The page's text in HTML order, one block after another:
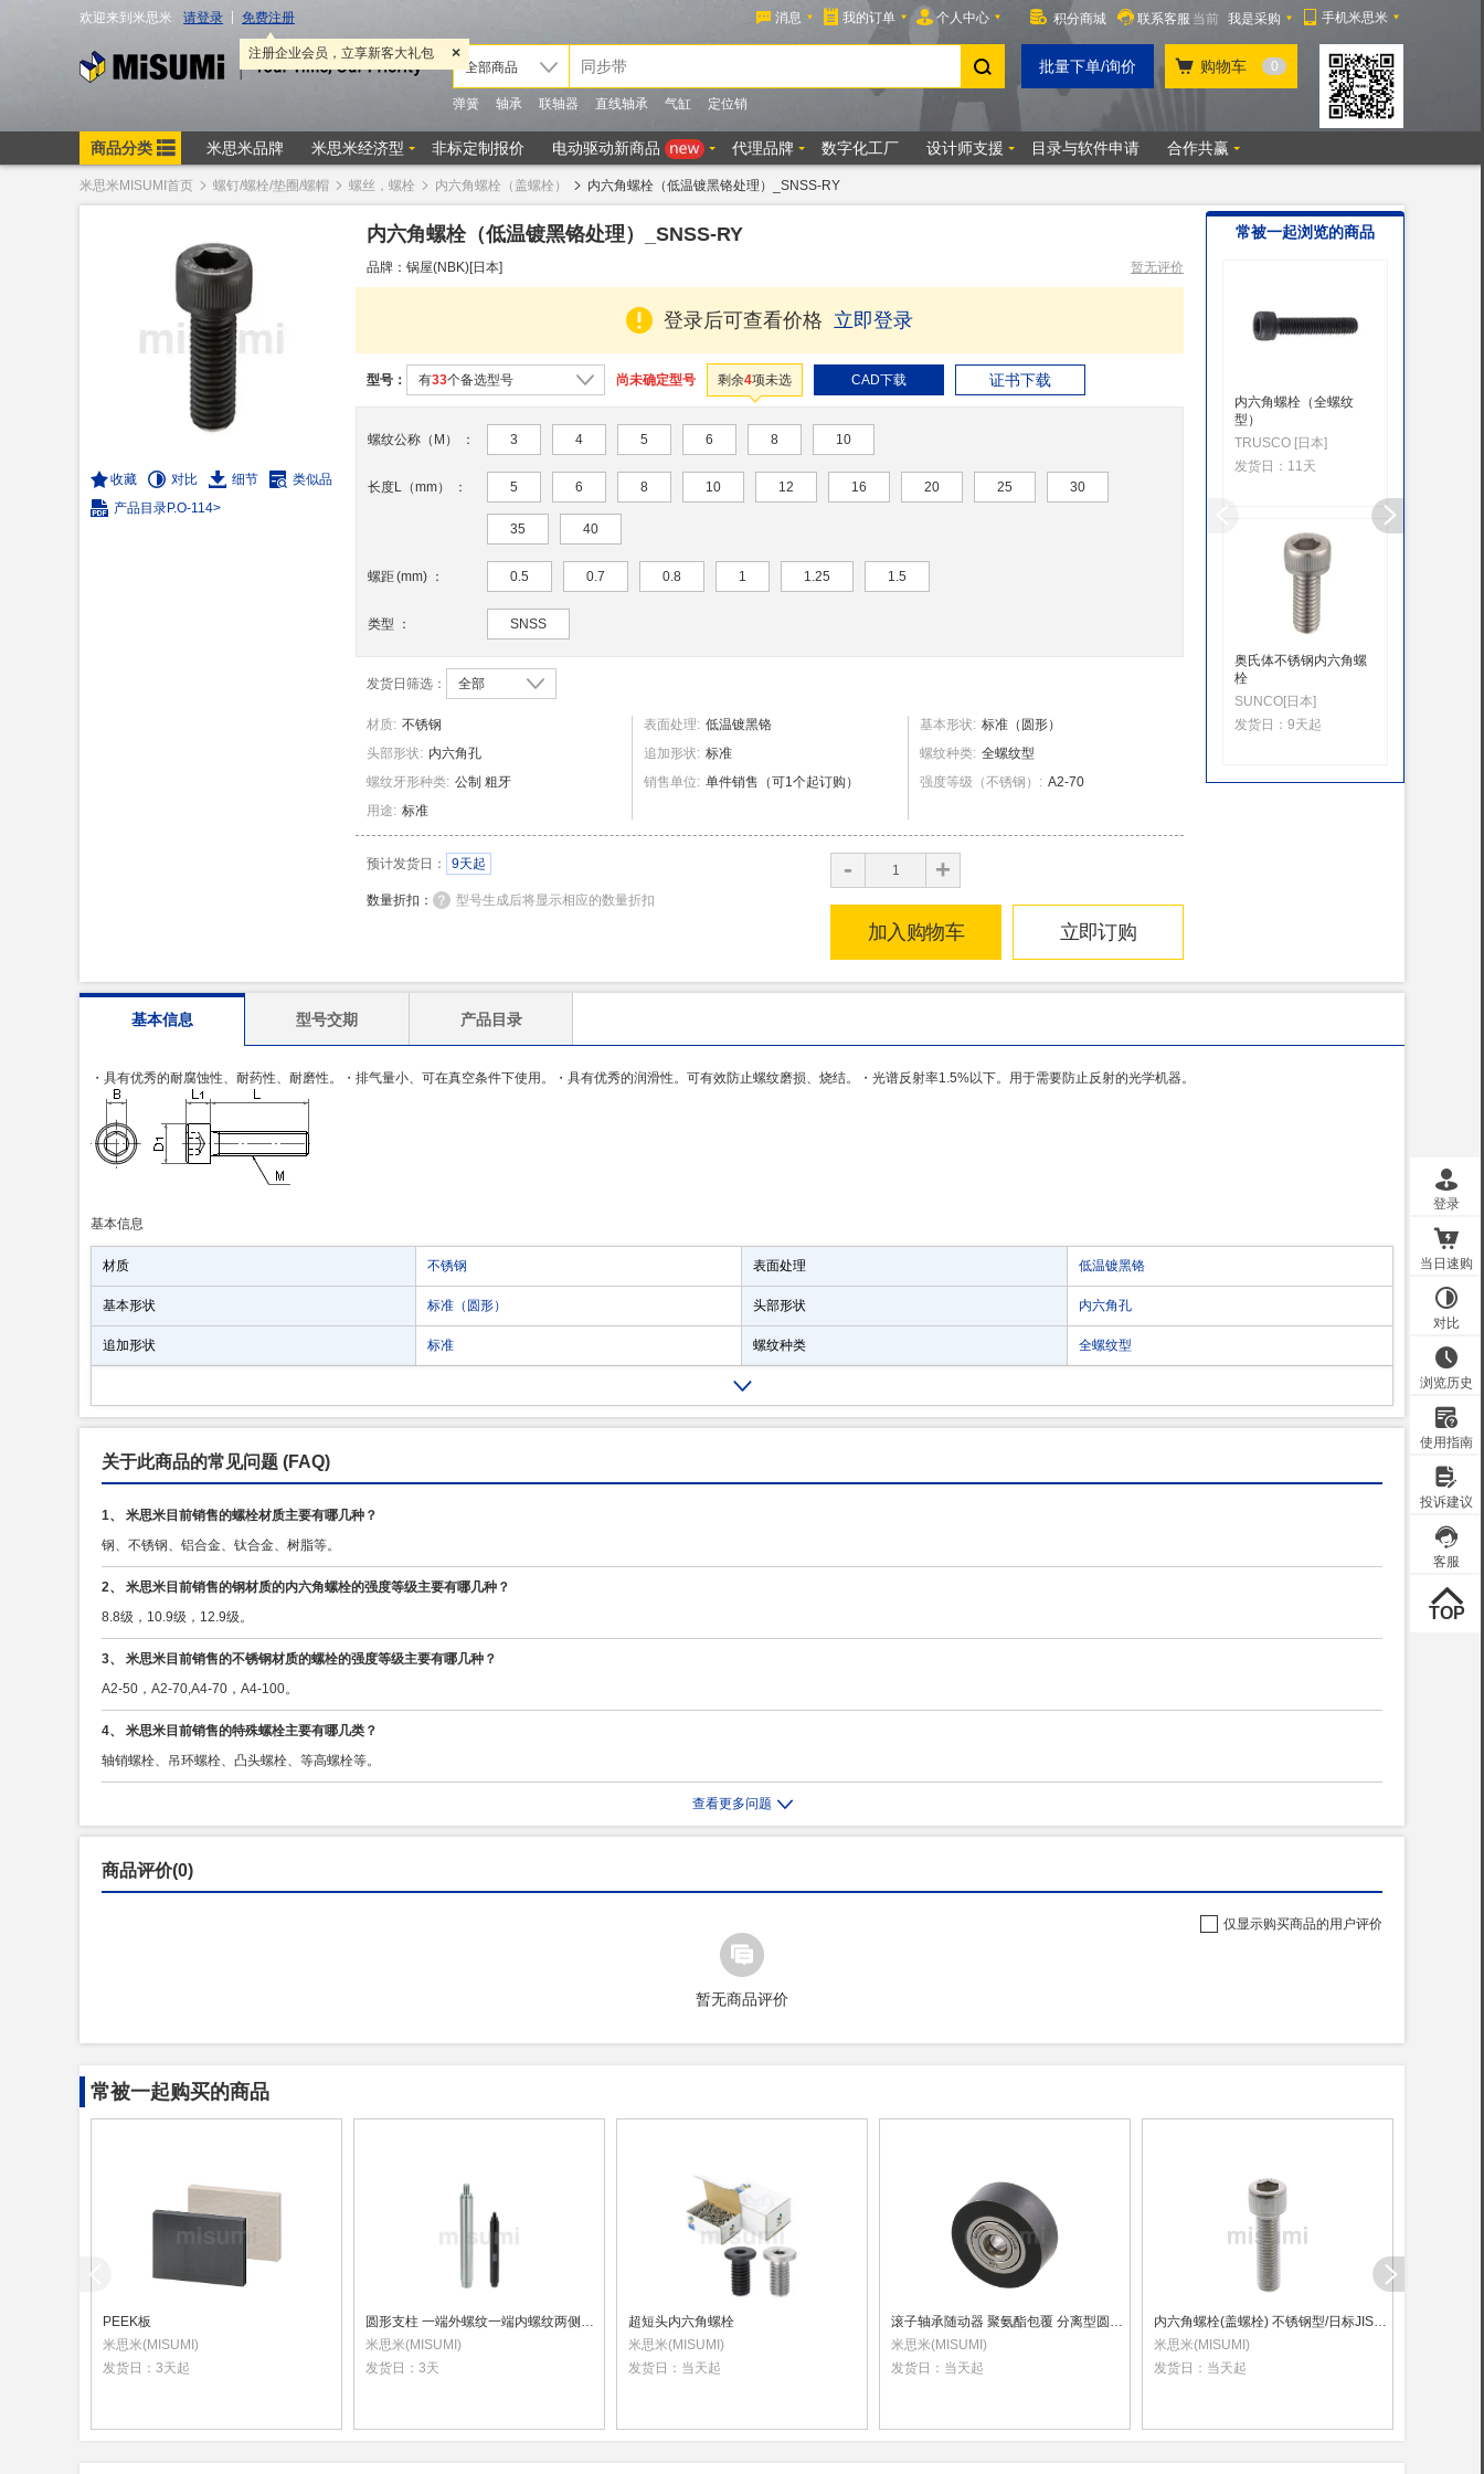
米思米MISUMI首页 螺钉/螺栓/垫圈/螺帽 螺丝，螺栓 内六角螺栓（盖螺栓） 内六角螺栓（低温镀黑铬处理）_SNSS-RY
收藏 对比 细节
类似品
产品目录P.O-114>
内六角螺栓（低温镀黑铬处理）_SNSS-RY
品牌：锅屋(NBK)[日本] 暂无评价
登录后可查看价格 立即登录
型号： 有33个备选型号 尚未确定型号 剩余4项未选 CAD下载 证书下载
螺纹公称（M） ： 3 4 5 6 8 10
长度L（mm） ： 5 6 8 10 12 16 20 25 30
35 40
螺距(mm) ： 0.5 0.7 0.8 1 1.25 1.5
类型 ： SNSS
发货日筛选： 全部
材质: 不锈钢
头部形状: 内六角孔
螺纹牙形种类: 公制 粗牙
用途: 标准
表面处理: 低温镀黑铬
追加形状: 标准
销售单位: 单件销售（可1个起订购）
基本形状: 标准（圆形）
螺纹种类: 全螺纹型
强度等级（不锈钢） : A2-70
预计发货日： 9天起
数量折扣： 型号生成后将显示相应的数量折扣
- +
加入购物车 立即订购
常被一起浏览的商品
内六角螺栓（全螺纹
型）
TRUSCO [日本]
发货日： 11天
奥氏体不锈钢内六角螺
栓
SUNCO[日本]
发货日： 9天起
基本信息 型号交期 产品目录
・具有优秀的耐腐蚀性、耐药性、耐磨性。・排气量小、可在真空条件下使用。・具有优秀的润滑性。可有效防止螺纹磨损、烧结。・光谱反射率1.5%以下。用于需要防止反射的光学机器。
基本信息
材质 不锈钢 表面处理 低温镀黑铬
基本形状 标准（圆形） 头部形状 内六角孔
追加形状 标准 螺纹种类 全螺纹型
关于此商品的常见问题 (FAQ)
1、 米思米目前销售的螺栓材质主要有哪几种？
钢、不锈钢、铝合金、钛合金、树脂等。
2、 米思米目前销售的钢材质的内六角螺栓的强度等级主要有哪几种？
8.8级，10.9级，12.9级。
3、 米思米目前销售的不锈钢材质的螺栓的强度等级主要有哪几种？
A2-50，A2-70,A4-70，A4-100。
4、 米思米目前销售的特殊螺栓主要有哪几类？
轴销螺栓、吊环螺栓、凸头螺栓、等高螺栓等。
查看更多问题
商品评价(0)
仅显示购买商品的用户评价
暂无商品评价
常被一起购买的商品
PEEK板
米思米(MISUMI)
发货日： 3天起
圆形支柱 一端外螺纹一端内螺纹两侧嵌入型
米思米(MISUMI)
发货日： 3天
超短头内六角螺栓
米思米(MISUMI)
发货日： 当天起
滚子轴承随动器 聚氨酯包覆 分离型圆柱型
米思米(MISUMI)
发货日： 当天起
内六角螺栓(盖螺栓) 不锈钢型/日标JIS标准(单品销售)
米思米(MISUMI)
发货日： 当天起